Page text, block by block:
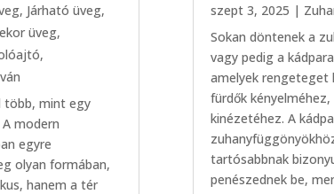
, Járható üveg,
üveg,
,
több, mint egy
modern
egyre
olyan formában,
hanem a tér
szept 3, 2025 |
Sokan döntenek a
vagy pedig a
amelyek rengeteget
fürdők
kinézetéhez. A
tartósabbnak
penészednek be,